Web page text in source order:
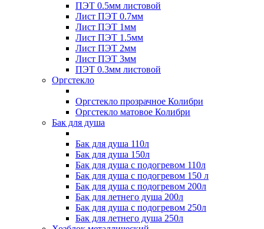
ПЭТ 0.5мм листовой
Лист ПЭТ 0.7мм
Лист ПЭТ 1мм
Лист ПЭТ 1.5мм
Лист ПЭТ 2мм
Лист ПЭТ 3мм
ПЭТ 0.3мм листовой
Оргстекло
Оргстекло прозрачное Колибри
Оргстекло матовое Колибри
Бак для душа
Бак для душа 110л
Бак для душа 150л
Бак для душа с подогревом 110л
Бак для душа с подогревом 150 л
Бак для душа с подогревом 200л
Бак для летнего душа 200л
Бак для душа с подогревом 250л
Бак для летнего душа 250л